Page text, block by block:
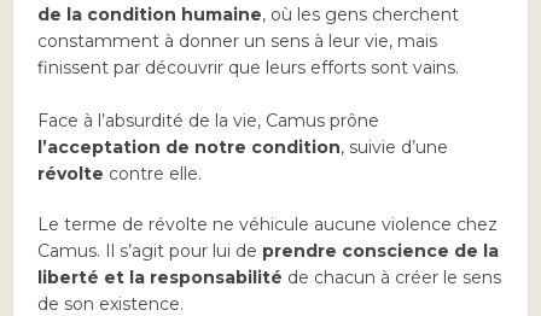
de la condition humaine, où les gens cherchent
constamment à donner un sens à leur vie, mais
finissent par découvrir que leurs efforts sont vains.
Face à l’absurdité de la vie, Camus prône
l’acceptation de notre condition, suivie d’une
révolte contre elle.
Le terme de révolte ne véhicule aucune violence chez
Camus. Il s’agit pour lui de prendre conscience de la
liberté et la responsabilité de chacun à créer le sens
de son existence.